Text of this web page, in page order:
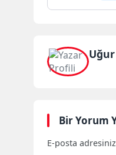
Uğur
Bir Yorum
E-posta